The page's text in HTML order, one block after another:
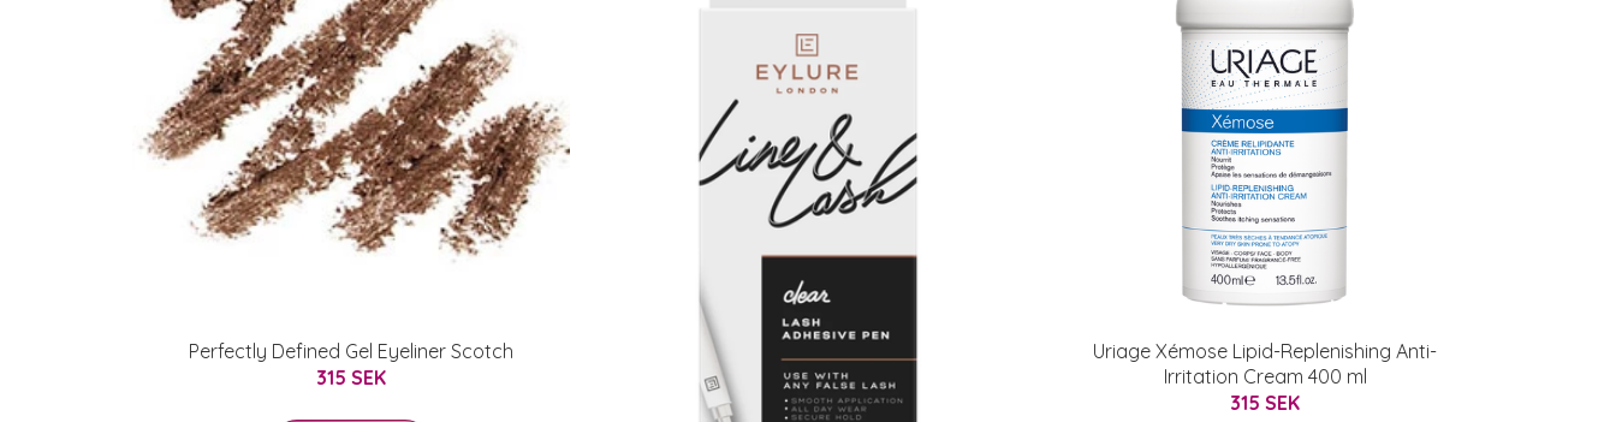
Perfectly Defined Gel Eyeliner Scotch
315 SEK
Uriage Xémose Lipid-Replenishing Anti-
Irritation Cream 400 ml
315 SEK